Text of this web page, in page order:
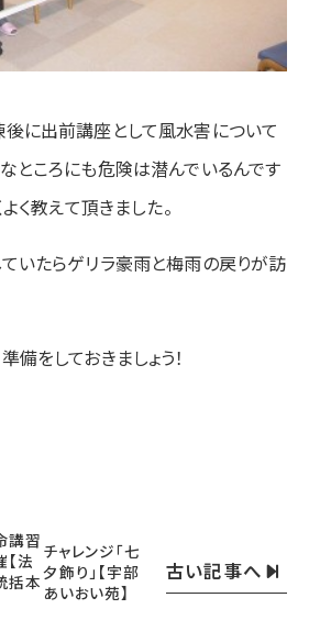
に出前講座として風水害について
ところにも危険は潜んでいるんです
よく教えて頂きました。
いたらゲリラ豪雨と梅雨の戻りが訪
備をしておきましょう！
講習
【法
括本
古い記事へ
チャレンジ「七
夕飾り」【宇部
あいおい苑】